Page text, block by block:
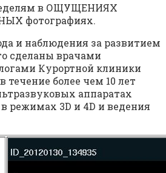
в ОЩУЩЕНИЯХ
фотографиях.
и наблюдения за развитием
сделаны врачами
Курортной клиники
течение более чем 10 лет
аппаратах
в режимах 3D и 4D и ведения